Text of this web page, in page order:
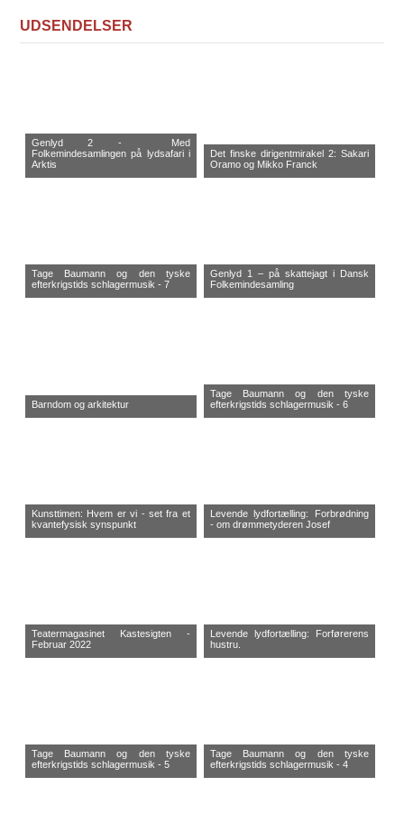
UDSENDELSER
Genlyd 2 - Med
Folkemindesamlingen på lydsafari i
Arktis
Det finske dirigentmirakel 2: Sakari
Oramo og Mikko Franck
Tage Baumann og den tyske
efterkrigstids schlagermusik - 7
Genlyd 1 – på skattejagt i Dansk
Folkemindesamling
Barndom og arkitektur
Tage Baumann og den tyske
efterkrigstids schlagermusik - 6
Kunsttimen: Hvem er vi - set fra et
kvantefysisk synspunkt
Levende lydfortælling: Forbrødning
- om drømmetyderen Josef
Teatermagasinet Kastesigten -
Februar 2022
Levende lydfortælling: Forførerens
hustru.
Tage Baumann og den tyske
efterkrigstids schlagermusik - 5
Tage Baumann og den tyske
efterkrigstids schlagermusik - 4